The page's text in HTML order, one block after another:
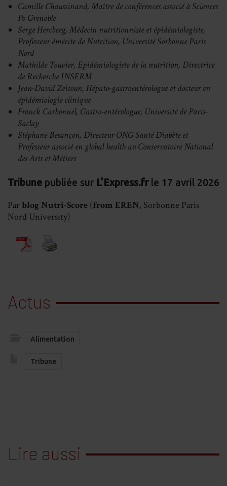
Camille Chaussinand, Maître de conférences associé à Sciences
Po Grenoble
Serge Hercberg, Médecin nutritionniste et épidémiologiste,
Professeur émérite de Nutrition, Université Sorbonne Paris
Nord
Mathilde Touvier, Epidémiologiste de la nutrition, Directrice
de Recherche INSERM
Jean-David Zeitoun, Hépato-gastroentérologue et docteur en
épidémiologie clinique
Franck Carbonnel, Gastro-entérologue, Université de Paris-
Saclay
Stéphane Besançon, Directeur ONG Santé Diabète et
Professeur associé en global health au Conservatoire National
des Arts et Métiers
Tribune publiée sur L’Express.frle 17 avril 2026
Par blog Nutri-Score (from EREN, Sorbonne Paris
Nord University)
Actus
Alimentation
Tribune
Lire aussi